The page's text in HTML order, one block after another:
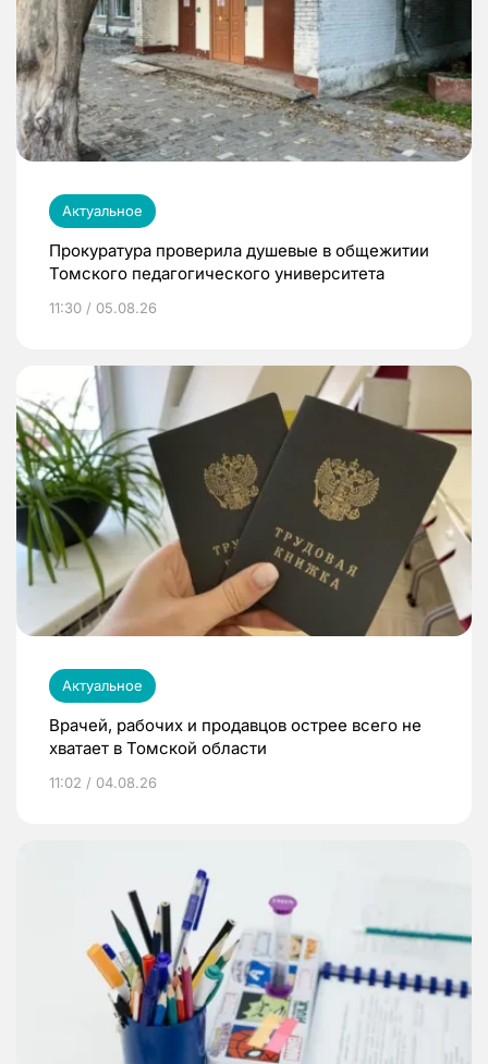
Актуальное
Прокуратура проверила душевые в общежитии
Томского педагогического университета
11:30 / 05.08.26
Актуальное
Врачей, рабочих и продавцов острее всего не
хватает в Томской области
11:02 / 04.08.26